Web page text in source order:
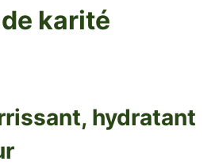
karité
:
hydratant